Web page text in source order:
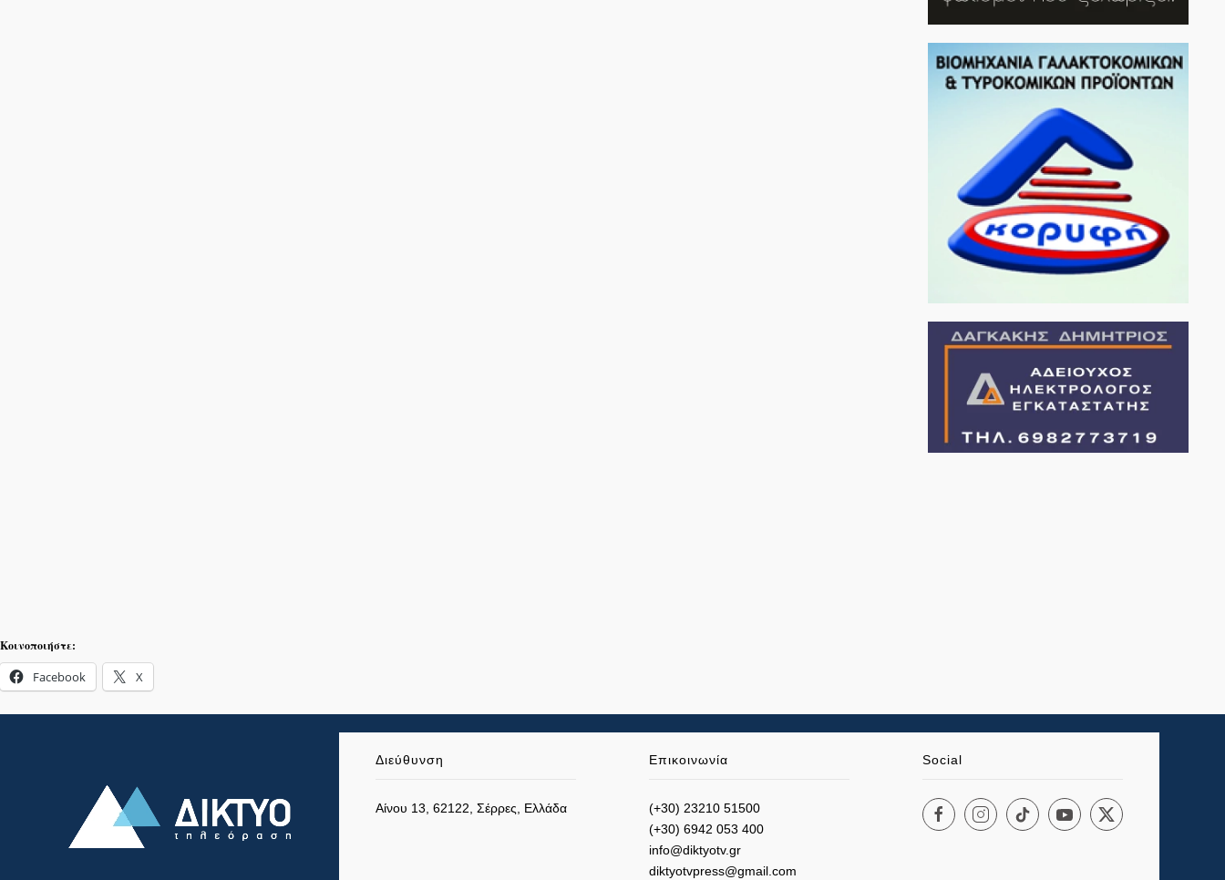
Κοινοποιήστε:
Facebook X
Διεύθυνση
Αίνου 13, 62122, Σέρρες, Ελλάδα
Επικοινωνία
(+30) 23210 51500
(+30) 6942 053 400
info@diktyotv.gr
diktyotvpress@gmail.com
Social